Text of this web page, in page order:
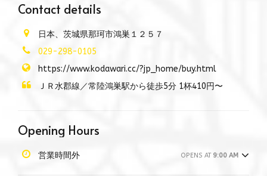
Contact details
日本、茨城県那珂市鴻巣１２５７
029-298-0105
https://www.kodawari.cc/?jp_home/buy.html
ＪＲ水郡線／常陸鴻巣駅から徒歩5分 1杯410円〜
Opening Hours
営業時間外 OPENS AT 9:00 AM